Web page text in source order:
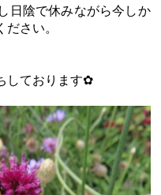
日陰で休みながら今しか
さい。
しております✿